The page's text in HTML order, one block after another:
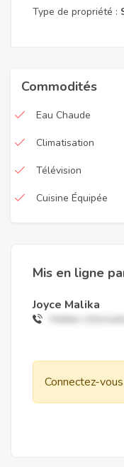
Type de propriété :
Commodités
Eau Chaude
Climatisation
Télévision
Cuisine Équipée
Mis en ligne
Joyce Malika
Hidden
Connectez-